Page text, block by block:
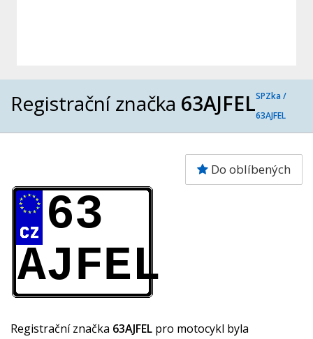
Registrační značka 63AJFELSPZka /
63AJFEL
Do oblíbených
63
AJFEL
Registrační značka 63AJFEL pro motocykl byla